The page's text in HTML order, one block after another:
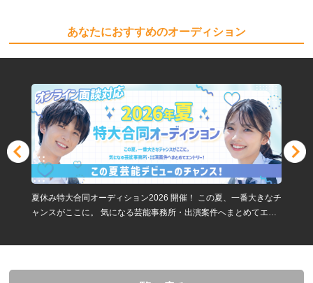
あなたにおすすめのオーディション
夏休み特大合同オーディション2026 開催！ この夏、一番大きなチ
ャンスがここに。 気になる芸能事務所・出演案件へまとめてエン
んなあなたのために、narrowでは今年も夏休み特大合同オーディ